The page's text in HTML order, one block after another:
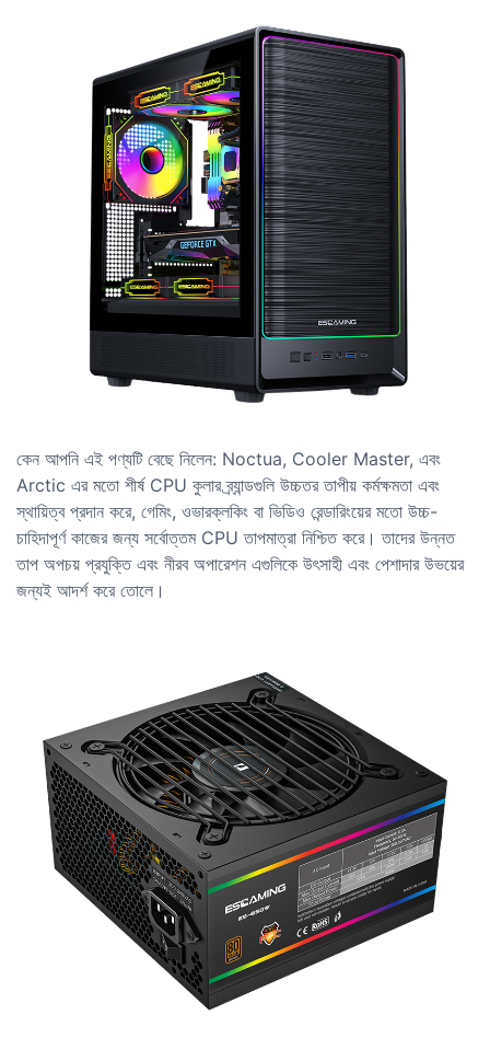
কেন আপনি এই পণ্যটি বেছে নিলেন: Noctua, Cooler Master, এবং
Arctic এর মতো শীর্ষ CPU কুলার ব্র্যান্ডগুলি উচ্চতর তাপীয় কর্মক্ষমতা এবং
স্থায়িত্ব প্রদান করে, গেমিং, ওভারক্লকিং বা ভিডিও রেন্ডারিংয়ের মতো উচ্চ-
চাহিদাপূর্ণ কাজের জন্য সর্বোত্তম CPU তাপমাত্রা নিশ্চিত করে। তাদের উন্নত
তাপ অপচয় প্রযুক্তি এবং নীরব অপারেশন এগুলিকে উৎসাহী এবং পেশাদার উভয়ের
জন্যই আদর্শ করে তোলে।